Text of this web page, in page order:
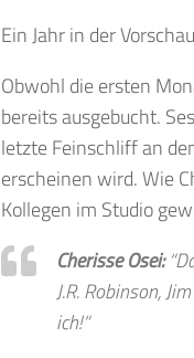
Ein Jahr in der Vorschau
Obwohl die ersten
bereits ausgebucht.
letzte Feinschliff an
erscheinen wird. Wie
Kollegen im Studio
Cherisse Osei:
J.R. Robinson,
ich!“